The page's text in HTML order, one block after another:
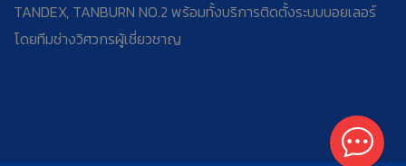
TANDEX, TANBURN NO.2 พร้อมทั้งบริการติดตั้งระบบบอยเลอร์
โดยทีมช่างวิศวกรผู้เชี่ยวชาญ